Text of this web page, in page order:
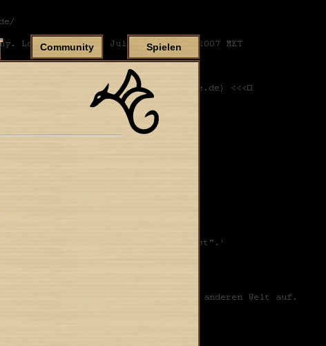
Community Spielen